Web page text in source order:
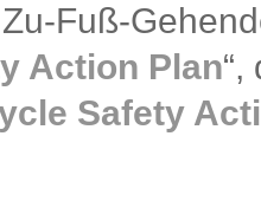
Fuß-
Action Plan“,
Safety